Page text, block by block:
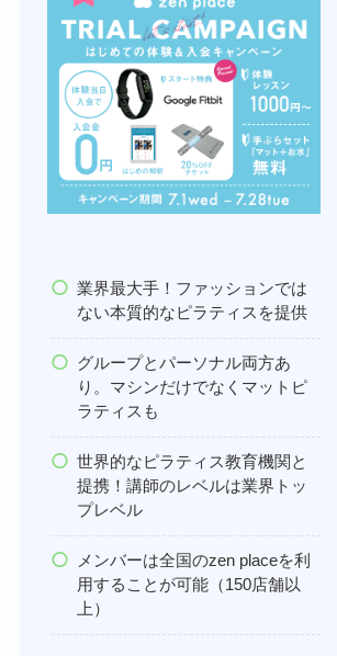
業界最大手！ファッションでは
ない本質的なピラティスを提供
グループとパーソナル両方あ
り。マシンだけでなくマットピ
ラティスも
世界的なピラティス教育機関と
提携！講師のレベルは業界トッ
プレベル
メンバーは全国のzen placeを利
用することが可能（150店舗以
上）